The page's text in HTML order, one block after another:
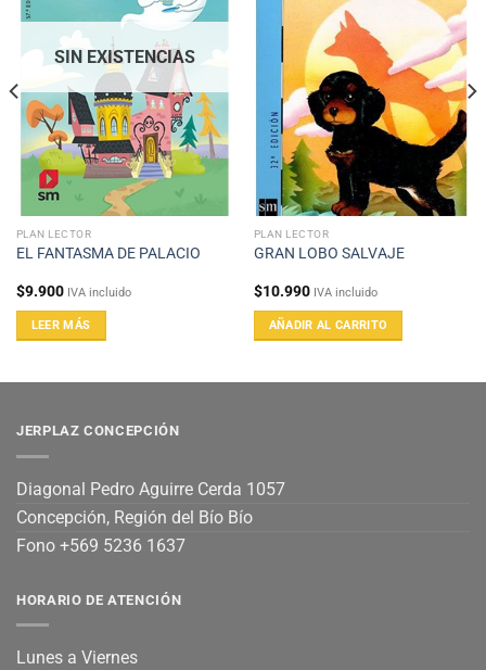
SIN EXISTENCIAS
PLAN LECTOR
EL FANTASMA DE PALACIO
$9.900 IVA incluido
LEER MÁS
PLAN LECTOR
GRAN LOBO SALVAJE
$10.990 IVA incluido
AÑADIR AL CARRITO
JERPLAZ CONCEPCIÓN
Diagonal Pedro Aguirre Cerda 1057
Concepción, Región del Bío Bío
Fono +569 5236 1637
HORARIO DE ATENCIÓN
Lunes a Viernes